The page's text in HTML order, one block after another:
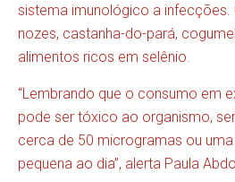
sistema imunológico a infecções.
nozes, castanha-do-pará,
alimentos ricos em selênio.
“Lembrando que o consumo em
pode ser tóxico ao organismo,
cerca de 50 microgramas ou
pequena ao dia”, alerta Paula